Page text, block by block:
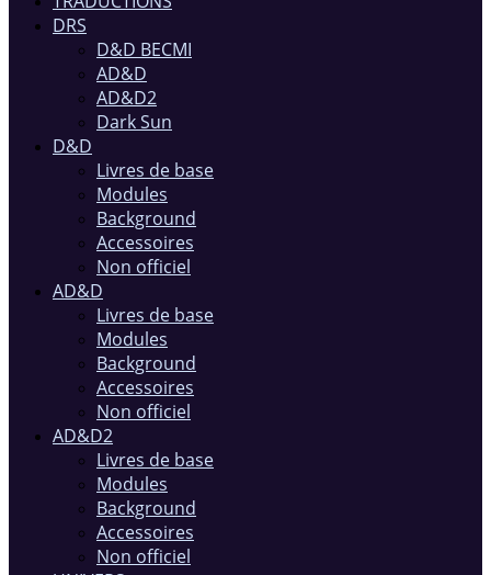
DRS
D&D BECMI
AD&D
AD&D2
Dark Sun
D&D
Livres de base
Modules
Background
Accessoires
Non officiel
AD&D
Livres de base
Modules
Background
Accessoires
Non officiel
AD&D2
Livres de base
Modules
Background
Accessoires
Non officiel